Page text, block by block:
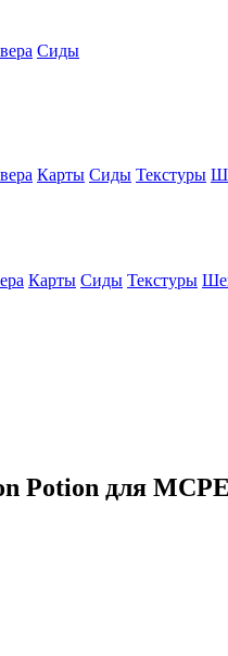
Сиды
Карты Сиды Текстуры
Карты Сиды Текстуры
Potion для